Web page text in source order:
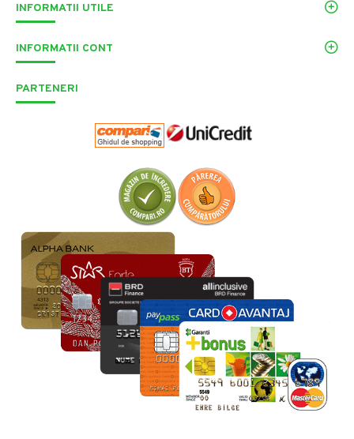
INFORMATII UTILE
INFORMATII CONT
PARTENERI